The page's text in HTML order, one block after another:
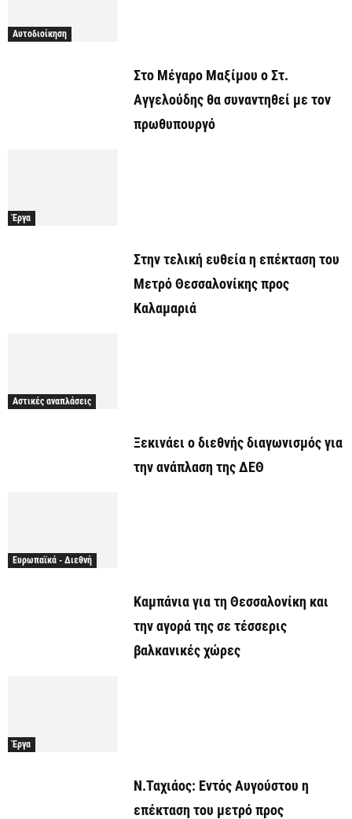
Αυτοδιοίκηση
Στο Μέγαρο Μαξίμου ο Στ.
Αγγελούδης θα συναντηθεί με τον
πρωθυπουργό
Έργα
Στην τελική ευθεία η επέκταση του
Μετρό Θεσσαλονίκης προς
Καλαμαριά
Αστικές αναπλάσεις
Ξεκινάει o διεθνής διαγωνισμός για
την ανάπλαση της ΔΕΘ
Ευρωπαϊκά - Διεθνή
Καμπάνια για τη Θεσσαλονίκη και
την αγορά της σε τέσσερις
βαλκανικές χώρες
Έργα
Ν.Ταχιάος: Εντός Αυγούστου η
επέκταση του μετρό προς